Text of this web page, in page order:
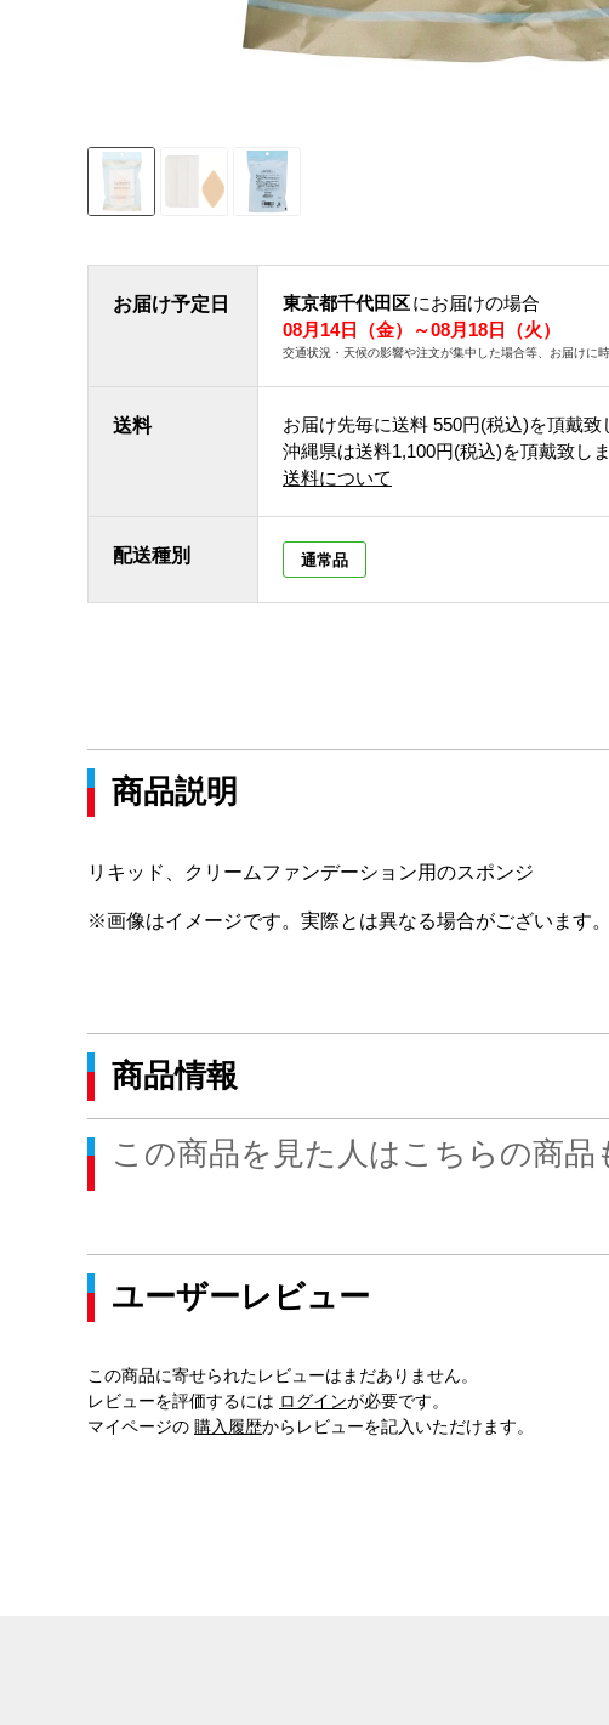
お届け予定日 東京都千代田区にお届けの場合
08月14日（金）～08月18日（火）
交通状況・天候の影響や注文が集中した場合等、お届けに
送料 お届け先毎に送料 550円(税込)を頂戴致
沖縄県は送料1,100円(税込)を頂戴致しま
送料について
配送種別 通常品
商品説明
リキッド、クリームファンデーション用のスポンジ
※画像はイメージです。実際とは異なる場合がございます。
商品情報
この商品を見た人はこちらの商品
ユーザーレビュー
この商品に寄せられたレビューはまだありません。
レビューを評価するには ログインが必要です。
マイページの 購入履歴からレビューを記入いただけます。